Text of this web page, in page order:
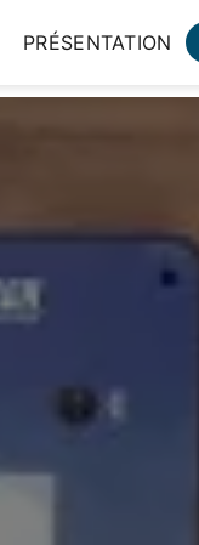
PRÉSENTATION